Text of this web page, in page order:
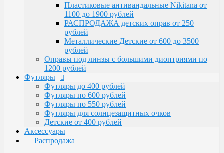
Детские от 400 рублей
Распродажа
Пластиковые антивандальные Nikitana от
1100 до 1900 рублей
РАСПРОДАЖА детских оправ от 250
рублей
Металлические Детские от 600 до 3500
рублей
Оправы под линзы с большими диоптриями по
1200 рублей
Футляры
Футляры до 400 рублей
Футляры по 600 рублей
Футляры по 550 рублей
Футляры для солнцезащитных очков
Детские от 400 рублей
Аксессуары
Распродажа